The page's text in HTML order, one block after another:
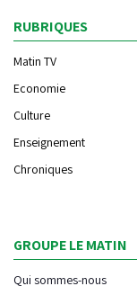
RUBRIQUES
Matin TV
Economie
Culture
Enseignement
Chroniques
GROUPE LE MATIN
Qui sommes-nous